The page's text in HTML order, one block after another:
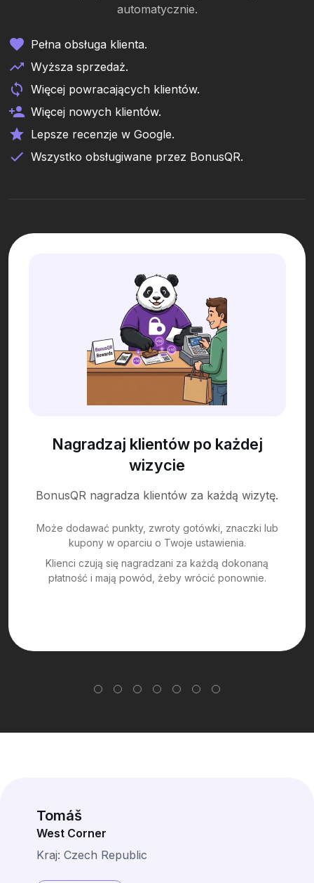
automatycznie.
Pełna obsługa klienta.
Wyższa sprzedaż.
Więcej powracających klientów.
Więcej nowych klientów.
Lepsze recenzje w Google.
Wszystko obsługiwane przez BonusQR.
Nagradzaj klientów po każdej
wizycie
BonusQR nagradza klientów za każdą wizytę.
Może dodawać punkty, zwroty gotówki, znaczki lub
kupony w oparciu o Twoje ustawienia.
Klienci czują się nagradzani za każdą dokonaną
płatność i mają powód, żeby wrócić ponownie.
Tomáš
West Corner
Kraj: Czech Republic